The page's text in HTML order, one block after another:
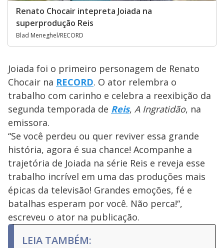
Renato Chocair intepreta Joiada na
superprodução Reis
Blad Meneghel/RECORD
Joiada foi o primeiro personagem de Renato
Chocair na RECORD. O ator relembra o
trabalho com carinho e celebra a reexibição da
segunda temporada de Reis, A Ingratidão, na
emissora.
“Se você perdeu ou quer reviver essa grande
história, agora é sua chance! Acompanhe a
trajetória de Joiada na série Reis e reveja esse
trabalho incrível em uma das produções mais
épicas da televisão! Grandes emoções, fé e
batalhas esperam por você. Não perca!“,
escreveu o ator na publicação.
LEIA TAMBÉM: